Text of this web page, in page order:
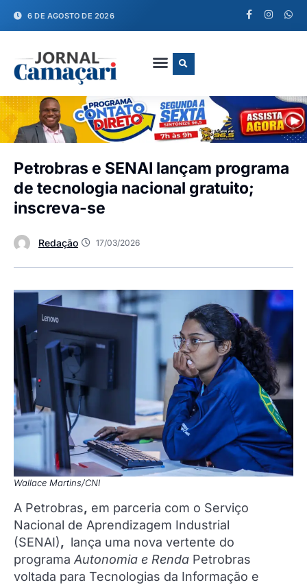
6 DE AGOSTO DE 2026
Petrobras e SENAI lançam programa
de tecnologia nacional gratuito;
inscreva-se
Redação 17/03/2026
Wallace Martins/CNI
A Petrobras, em parceria com o Serviço
Nacional de Aprendizagem Industrial
(SENAI), lança uma nova vertente do
programa Autonomia e Renda Petrobras
voltada para Tecnologias da Informação e